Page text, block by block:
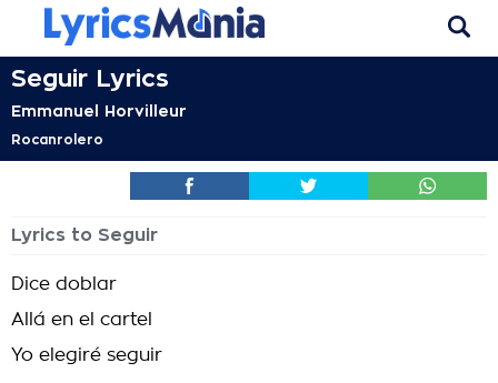
Seguir Lyrics
Emmanuel Horvilleur
Rocanrolero
Lyrics to Seguir
Dice doblar
Allá en el cartel
Yo elegiré seguir